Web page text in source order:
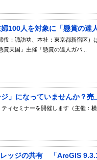
100人を対象に「懸賞の達
：諏訪功、本社：東京都新宿区）
天国」主催「懸賞の達人ガバ...
」になっていませんか？
ィセミナーを開催します（主催：
ッジの共有 「ArcGIS